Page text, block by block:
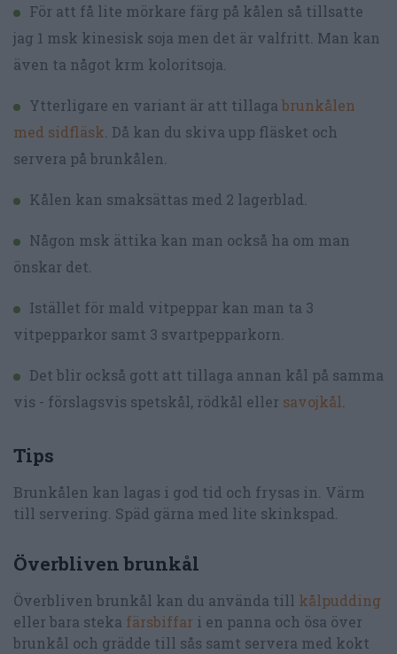
För att få lite mörkare färg på kålen så tillsatte
jag 1 msk kinesisk soja men det är valfritt. Man kan
även ta något krm koloritsoja.
Ytterligare en variant är att tillaga brunkålen
med sidfläsk. Då kan du skiva upp fläsket och
servera på brunkålen.
Kålen kan smaksättas med 2 lagerblad.
Någon msk ättika kan man också ha om man
önskar det.
Istället för mald vitpeppar kan man ta 3
vitpepparkor samt 3 svartpepparkorn.
Det blir också gott att tillaga annan kål på samma
vis - förslagsvis spetskål, rödkål eller savojkål.
Tips
Brunkålen kan lagas i god tid och frysas in. Värm
till servering. Späd gärna med lite skinkspad.
Överbliven brunkål
Överbliven brunkål kan du använda till kålpudding
eller bara steka färsbiffar i en panna och ösa över
brunkål och grädde till sås samt servera med kokt